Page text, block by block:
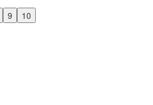
9 10